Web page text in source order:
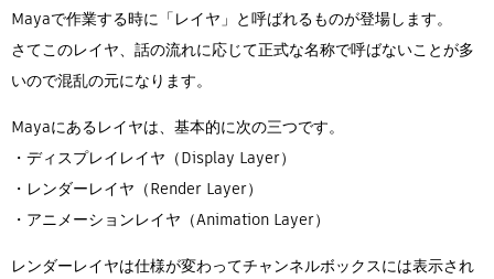
Mayaで作業する時に「レイヤ」と呼ばれるものが登場します。
さてこのレイヤ、話の流れに応じて正式な名称で呼ばないことが多
いので混乱の元になります。
Mayaにあるレイヤは、基本的に次の三つです。
・ディスプレイレイヤ（Display Layer）
・レンダーレイヤ（Render Layer）
・アニメーションレイヤ（Animation Layer）
レンダーレイヤは仕様が変わってチャンネルボックスには表示され